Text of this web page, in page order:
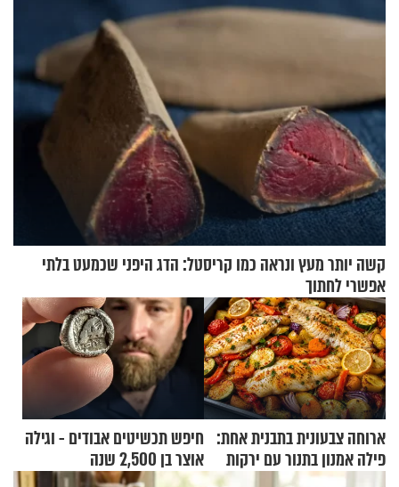
קשה יותר מעץ ונראה כמו קריסטל: הדג היפני שכמעט בלתי
אפשרי לחתוך
ארוחה צבעונית בתבנית אחת:
פילה אמנון בתנור עם ירקות
חיפש תכשיטים אבודים - וגילה
אוצר בן 2,500 שנה